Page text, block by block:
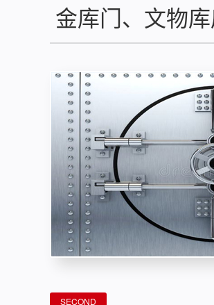
金库门、文物
SECOND